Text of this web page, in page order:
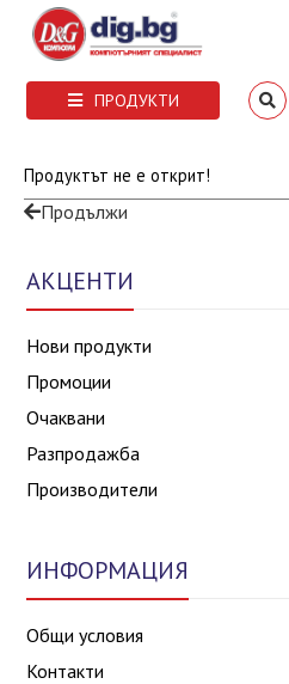
ПРОДУКТИ
Продуктът не е открит!
Продължи
АКЦЕНТИ
Нови продукти
Промоции
Очаквани
Разпродажба
Производители
ИНФОРМАЦИЯ
Общи условия
Контакти